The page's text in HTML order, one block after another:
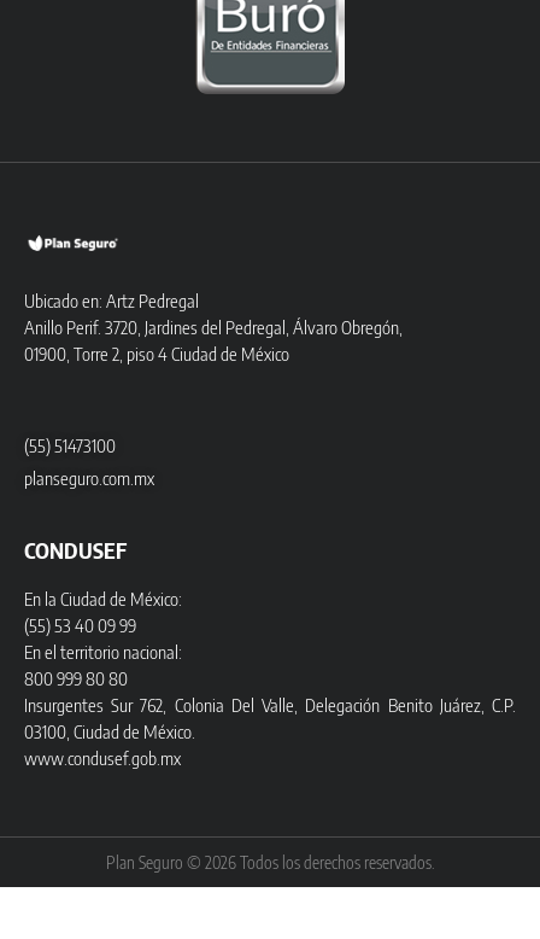
Ubicado en: Artz Pedregal
Anillo Perif. 3720, Jardines del Pedregal, Álvaro Obregón,
01900, Torre 2, piso 4 Ciudad de México
(55) 51473100
planseguro.com.mx
CONDUSEF
En la Ciudad de México:
(55) 53 40 09 99
En el territorio nacional:
800 999 80 80
Insurgentes Sur 762, Colonia Del Valle, Delegación Benito Juárez, C.P.
03100, Ciudad de México.
www.condusef.gob.mx
Plan Seguro © 2026 Todos los derechos reservados.